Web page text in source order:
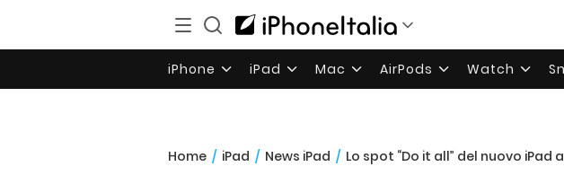
iPhone iPad Mac AirPods Watch
Home / iPad / News iPad / Lo spot “Do it all” del nuovo iPad